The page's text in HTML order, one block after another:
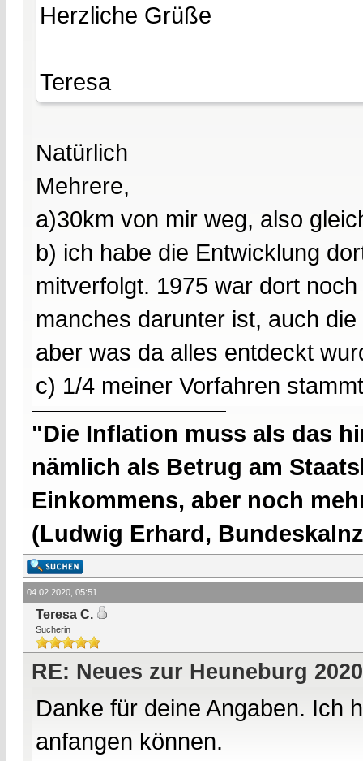
Herzliche Grüße
Teresa
Natürlich
Mehrere,
a)30km von mir weg, also
b) ich habe die Entwicklung
mitverfolgt. 1975 war dort
manches darunter ist, auch
aber was da alles entdeckt
c) 1/4 meiner Vorfahren
"Die Inflation muss als das
nämlich als Betrug am
Einkommens, aber noch
(Ludwig Erhard,
04.02.2020, 05:51
Teresa C.
Sucherin
RE: Neues zur Heuneburg 2020
Danke für deine Angaben. Ich
anfangen können.